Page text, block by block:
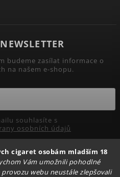
cigaret osobám mladším 18
Vám umožnili pohodlné
webu neustále zlepšovali
budeme zasílat informace o
na našem e-shopu.
osobních údajů
se